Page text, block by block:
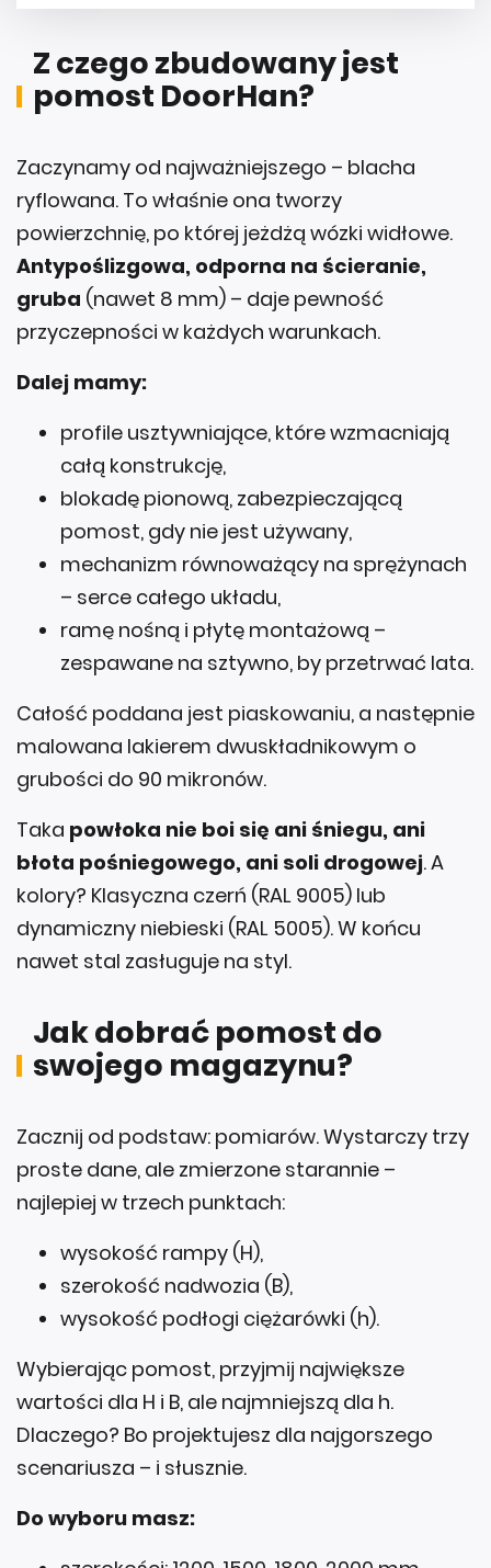
pomost DoorHan?
ryflowana. To właśnie ona tworzy
powierzchnię, po której jeżdżą wózki widłowe.
Antypoślizgowa, odporna na ścieranie,
gruba(nawet 8 mm) – daje pewność
przyczepności w każdych warunkach.
Dalej mamy:
profile usztywniające, które wzmacniają
całą konstrukcję,
blokadę pionową, zabezpieczającą
pomost, gdy nie jest używany,
mechanizm równoważący na sprężynach
– serce całego układu,
ramę nośną i płytę montażową –
zespawane na sztywno, by przetrwać lata.
Całość poddana jest piaskowaniu, a następnie
malowana lakierem dwuskładnikowym o
grubości do 90 mikronów.
Taka
błota pośniegowego, ani soli drogowej. A
kolory? Klasyczna czerń (RAL 9005) lub
dynamiczny niebieski (RAL 5005). W końcu
nawet stal zasługuje na styl.
swojego magazynu?
proste dane, ale zmierzone starannie –
najlepiej w trzech punktach:
wysokość rampy (H),
szerokość nadwozia (B),
wysokość podłogi ciężarówki (h).
Wybierając pomost, przyjmij największe
wartości dla H i B, ale najmniejszą dla h.
Dlaczego? Bo projektujesz dla najgorszego
scenariusza – i słusznie.
szerokości: 1200, 1500, 1800, 2000 mm,